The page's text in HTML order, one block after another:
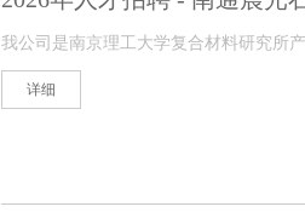
我公司是南京理工大学复合材料研究所
详细